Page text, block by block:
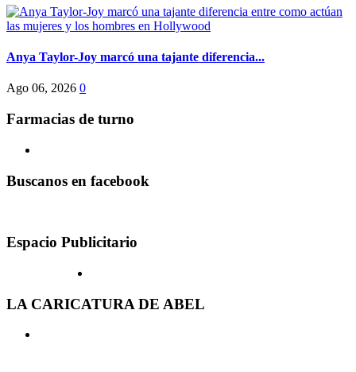
Anya Taylor-Joy marcó una tajante diferencia...
Ago 06, 2026 0
Farmacias de turno
Buscanos en facebook
Espacio Publicitario
LA CARICATURA DE ABEL